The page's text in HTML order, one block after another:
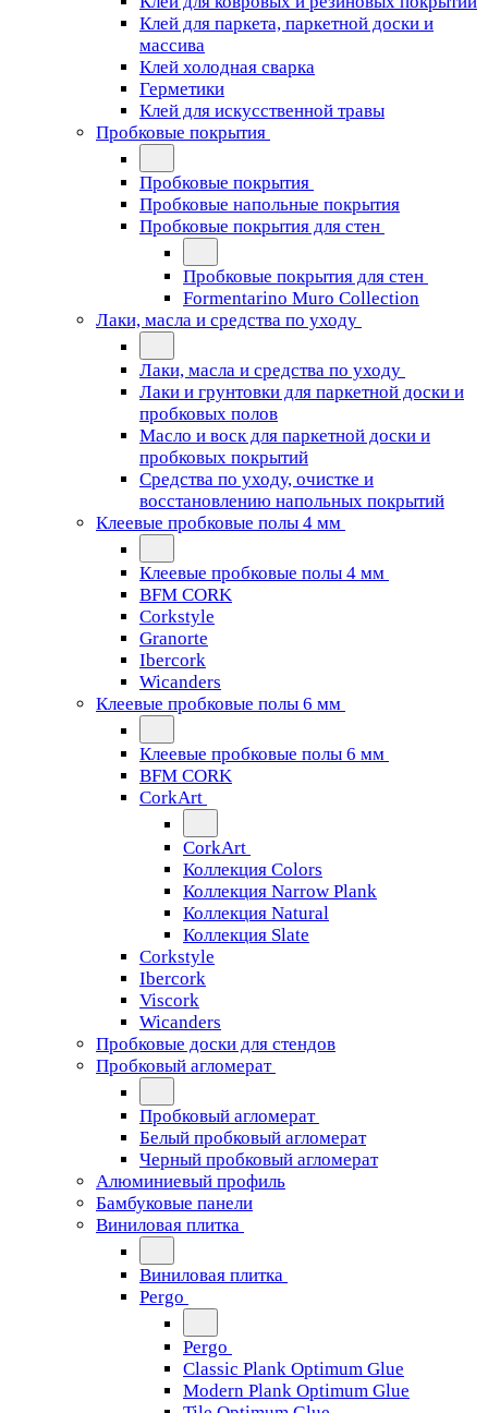
Клей для паркета, паркетной доски и
массива
Клей холодная сварка
Герметики
Клей для искусственной травы
Пробковые покрытия
Пробковые покрытия
Пробковые напольные покрытия
Пробковые покрытия для стен
Пробковые покрытия для стен
Formentarino Muro Collection
Лаки, масла и средства по уходу
Лаки, масла и средства по уходу
Лаки и грунтовки для паркетной доски и
пробковых полов
Масло и воск для паркетной доски и
пробковых покрытий
Средства по уходу, очистке и
восстановлению напольных покрытий
Клеевые пробковые полы 4 мм
Клеевые пробковые полы 4 мм
BFM CORK
Corkstyle
Granorte
Ibercork
Wicanders
Клеевые пробковые полы 6 мм
Клеевые пробковые полы 6 мм
BFM CORK
CorkArt
CorkArt
Коллекция Colors
Коллекция Narrow Plank
Коллекция Natural
Коллекция Slate
Corkstyle
Ibercork
Viscork
Wicanders
Пробковые доски для стендов
Пробковый агломерат
Пробковый агломерат
Белый пробковый агломерат
Черный пробковый агломерат
Алюминиевый профиль
Бамбуковые панели
Виниловая плитка
Виниловая плитка
Pergo
Pergo
Classic Plank Optimum Glue
Modern Plank Optimum Glue